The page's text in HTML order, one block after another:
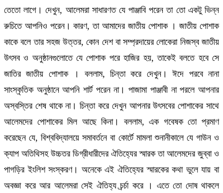
তেতো লাগে। দেখুন, আলেমরা সাধারণত যে পাঞ্জাবি পরেন তা তো একটু ভিন্ন
রুচিতে আপনিও পরেন। কারণ, তা আমাদের জাতীয় পোশাক । জাতীয় পোশাক
কাকে বলে তার সহজ উত্তর, কোন দেশ বা সম্প্রদায়ের লোকেরা নিজস্ব জাতীয়
উৎসব ও অনুষ্ঠানগুলোতে যে পোশাক পরে হাজির হয়, তাকেই বলতে হবে সে
জাতির জাতীয় পোশাক । বললাম, চিন্তা করে দেখুন। ঈদে পরবে নানা
সাংস্কৃতিক অনুষ্ঠানে আপনি শার্ট পরেন না। পাজামা পাঞ্জাবী না পরলে আপনার
অস্বস্তির শেষ থাকে না। চিন্তা করে দেখুন আপনার উৎসবের পোশাকের সাথে
আলেমদের পোশাকের মিল আছে কিনা। বললাম, এক গবেষক তো প্রমাণ
করেছেন যে, বিশ্ববিদ্যালয়ে সমাবর্তনে বা কোর্টে মামলা শুনানীকালে যে গাউন ও
ক্যাপ অতিথিসহ উচ্চতর ডিগ্রীধারীদের ঐতিহ্যের স্মারক তা আলেমদের জুব্বা ও
পাগড়ির ইংলিশ সংস্করণ। অনেকে এই ঐতিহ্যের স্মারকের কথা ভুলে যায় বা
অবজ্ঞা করে আর আলেমরা সেই ঐতিহ্য চর্র্চা করে । এতে তো দোষ থাকলে